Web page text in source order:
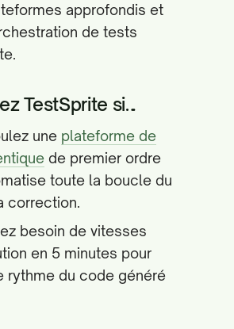
approfondis et
de tests
TestSprite si…
une plateforme de
de premier ordre
toute la boucle du
correction.
besoin de vitesses
en 5 minutes pour
rythme du code généré